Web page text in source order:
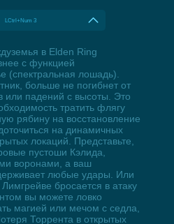
LCtrl+Num 3
в Elden Ring
с функцией
(спектральная лошадь).
больше не погибнет от
или падений с высоты. Это
тратить флягу
рябину на восстановление
на динамичных
локаций. Представьте,
пустоши Кэлида,
воронами, а ваш
любые удары. Или
бросается в атаку
вы можете ловко
магией или мечом с седла,
Торрента в открытых